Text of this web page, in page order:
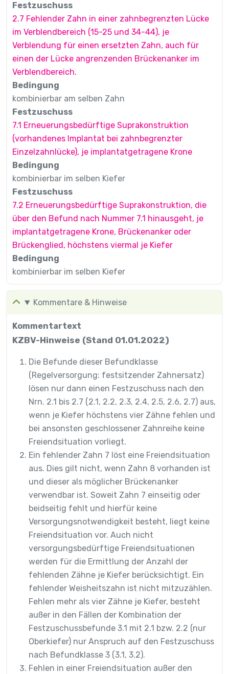
Festzuschuss
2.7 Fehlender Zahn in einer zahnbegrenzten Lücke
im Verblendbereich (15-25 und 34-44), je
Verblendung für einen ersetzten Zahn, auch für
einen der Lücke angrenzenden Brückenanker im
Verblendbereich.
Bedingung
kombinierbar am selben Zahn
Festzuschuss
7.1 Erneuerungsbedürftige Suprakonstruktion
(vorhandenes Implantat bei zahnbegrenzter
Einzelzahnlücke), je implantatgetragene Krone
Bedingung
kombinierbar im selben Kiefer
Festzuschuss
7.2 Erneuerungsbedürftige Suprakonstruktion, die
über den Befund nach Nummer 7.1 hinausgeht, je
implantatgetragene Krone, Brückenanker oder
Brückenglied, höchstens viermal je Kiefer
Bedingung
kombinierbar im selben Kiefer
Kommentare & Hinweise
Kommentartext
KZBV-Hinweise (Stand 01.01.2022)
Die Befunde dieser Befundklasse
(Regelversorgung: festsitzender Zahnersatz)
lösen nur dann einen Festzuschuss nach den
Nrn. 2.1 bis 2.7 (2.1, 2.2, 2.3, 2.4, 2.5, 2.6, 2.7) aus,
wenn je Kiefer höchstens vier Zähne fehlen und
bei ansonsten geschlossener Zahnreihe keine
Freiendsituation vorliegt.
Ein fehlender Zahn 7 löst eine Freiendsituation
aus. Dies gilt nicht, wenn Zahn 8 vorhanden ist
und dieser als möglicher Brückenanker
verwendbar ist. Soweit Zahn 7 einseitig oder
beidseitig fehlt und hierfür keine
Versorgungsnotwendigkeit besteht, liegt keine
Freiendsituation vor. Auch nicht
versorgungsbedürftige Freiendsituationen
werden für die Ermittlung der Anzahl der
fehlenden Zähne je Kiefer berücksichtigt. Ein
fehlender Weisheitszahn ist nicht mitzuzählen.
Fehlen mehr als vier Zähne je Kiefer, besteht
außer in den Fällen der Kombination der
Festzuschussbefunde 3.1 mit 2.1 bzw. 2.2 (nur
Oberkiefer) nur Anspruch auf den Festzuschuss
nach Befundklasse 3 (3.1, 3.2).
Fehlen in einer Freiendsituation außer den